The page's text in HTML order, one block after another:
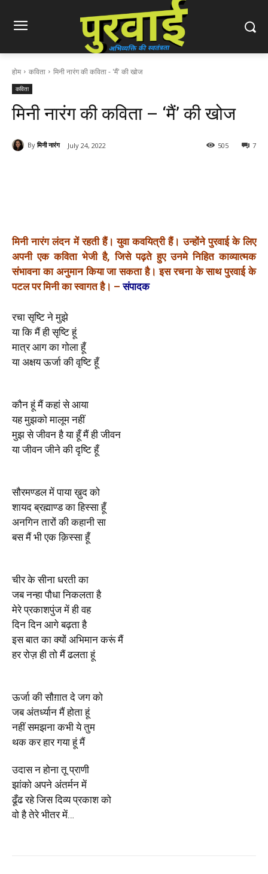
होम कविता मिनी नारंग की कविता - 'मैं' की खोज
कविता
मिनी नारंग की कविता – ‘मैं’ की खोज
By मिनी नारंग July 24, 2022 7
505
मिनी नारंग लंदन में रहती हैं। युवा कवयित्री हैं। उन्होंने पुरवाई के लिए
अपनी एक कविता भेजी है, जिसे पढ़ते हुए उनमे निहित काव्यात्मक
संभावना का अनुमान किया जा सकता है। इस रचना के साथ पुरवाई के
पटल पर मिनी का स्वागत है। –संपादक
रचा सृष्टि ने मुझे
या कि मैं ही सृष्टि हूं
मात्र आग का गोला हूँ
या अक्षय ऊर्जा की वृष्टि हूँ
कौन हूं मैं कहां से आया
यह मुझको मालूम नहीं
मुझ से जीवन है या हूँ मैं ही जीवन
या जीवन जीने की दृष्टि हूँ
सौरमण्डल में पाया ख़ुद को
शायद ब्रह्माण्ड का हिस्सा हूँ
अनगिन तारों की कहानी सा
बस मैं भी एक क़िस्सा हूँ
चीर के सीना धरती का
जब नन्हा पौधा निकलता है
मेरे प्रकाशपुंज में ही वह
दिन दिन आगे बढ़ता है
इस बात का क्यों अभिमान करूं मैं
हर रोज़ ही तो मैं ढलता हूं
ऊर्जा की सौग़ात दे जग को
जब अंतर्ध्यान मैं होता हूं
नहीं समझना कभी ये तुम
थक कर हार गया हूं मैं
उदास न होना तू प्राणी
झांको अपने अंतर्मन में
ढूँढ रहे जिस दिव्य प्रकाश को
वो है तेरे भीतर में…